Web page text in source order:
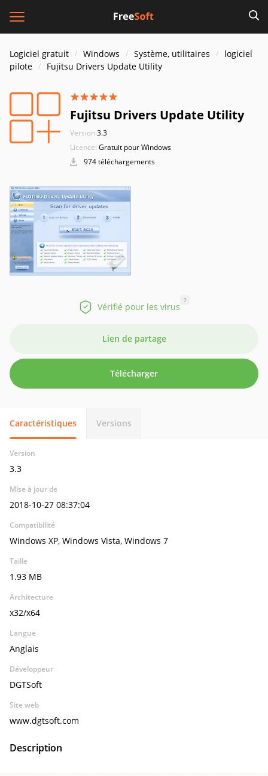
Logiciel gratuit Windows Système, utilitaires
logiciel
pilote
Fujitsu Drivers Update Utility
Fujitsu Drivers Update Utility
Version:3.3
Licence: Gratuit pour Windows
974 téléchargements
Vérifié pour les virus
?
Lien de partage
Télécharger
Caractéristiques Versions
Version
3.3
Mise à jour de
2018-10-27 08:37:04
Compatibilité
Windows XP, Windows Vista, Windows 7
Taille
1.93 MB
Architecture
x32/x64
Langue
Anglais
Développeur
DGTSoft
Site web
www.dgtsoft.com
Description